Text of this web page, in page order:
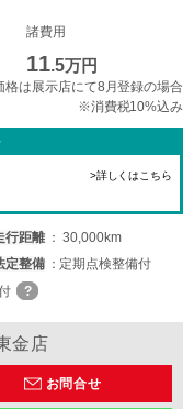
諸費用
11.5万円
は展示店にて8月登録の場合
※消費税10%込み
>詳しくはこちら
行距離
30,000km
定整備
定期点検整備付
金店
お問合せ